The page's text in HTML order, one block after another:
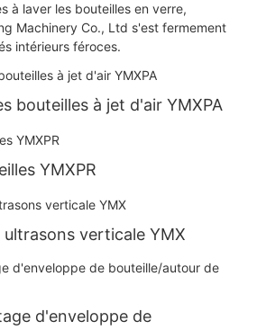
à laver les bouteilles en verre,
Machinery Co., Ltd s'est fermement
intérieurs féroces.
bouteilles à jet d'air YMXPA
YMXPR
verticale YMX
d'enveloppe de